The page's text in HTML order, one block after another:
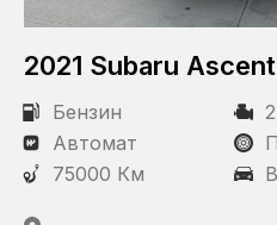
2021 Subaru Ascent
Бензин
Автомат
75000 Км